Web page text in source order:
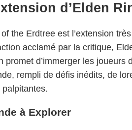
d’Elden
the Erdtree est l’extension très
acclamé par la critique,
promet d’immerger les joueurs
rempli de défis inédits, de
palpitantes.
à Explorer